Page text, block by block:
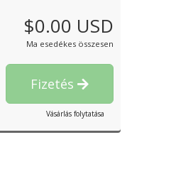
$0.00 USD
Ma esedékes összesen
Fizetés
Vásárlás folytatása